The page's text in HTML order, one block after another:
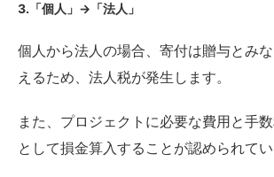
3.「個人」→「法人」
個人から法人の場合、寄付は贈与とみ
えるため、法人税が発生します。
また、プロジェクトに必要な費用と手
として損金算入することが認められてい